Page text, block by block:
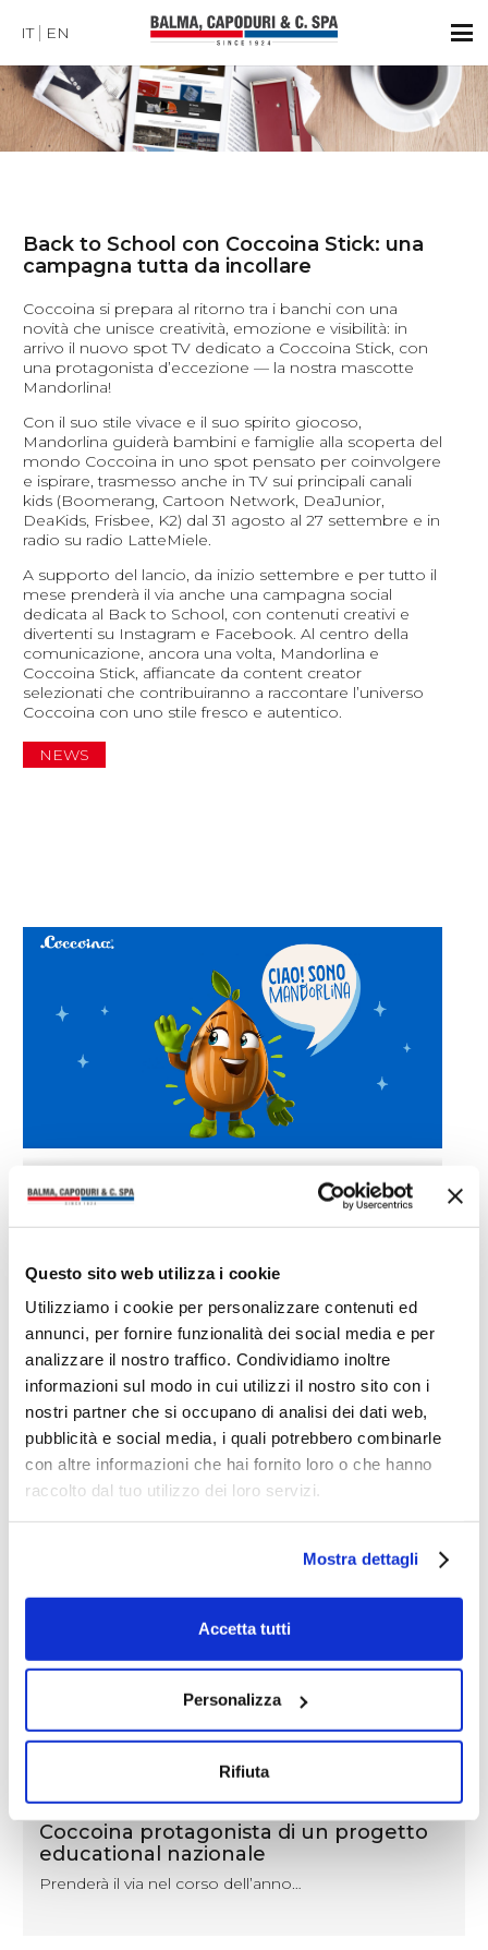
Questo sito web utilizza i cookie
Utilizziamo i cookie per personalizzare contenuti ed
annunci, per fornire funzionalità dei social media e per
analizzare il nostro traffico. Condividiamo inoltre
informazioni sul modo in cui utilizzi il nostro sito con i
nostri partner che si occupano di analisi dei dati web,
pubblicità e social media, i quali potrebbero combinarle
con altre informazioni che hai fornito loro o che hanno
raccolto dal tuo utilizzo dei loro servizi.
Mostra dettagli
Accetta tutti
Personalizza
Rifiuta
IT EN
Back to School con Coccoina Stick: una
campagna tutta da incollare
Coccoina si prepara al ritorno tra i banchi con una
novità che unisce creatività, emozione e visibilità: in
arrivo il nuovo spot TV dedicato a Coccoina Stick, con
una protagonista d’eccezione — la nostra mascotte
Mandorlina!
Con il suo stile vivace e il suo spirito giocoso,
Mandorlina guiderà bambini e famiglie alla scoperta del
mondo Coccoina in uno spot pensato per coinvolgere
e ispirare, trasmesso anche in TV sui principali canali
kids (Boomerang, Cartoon Network, DeaJunior,
DeaKids, Frisbee, K2) dal 31 agosto al 27 settembre e in
radio su radio LatteMiele.
A supporto del lancio, da inizio settembre e per tutto il
mese prenderà il via anche una campagna social
dedicata al Back to School, con contenuti creativi e
divertenti su Instagram e Facebook. Al centro della
comunicazione, ancora una volta, Mandorlina e
Coccoina Stick, affiancate da content creator
selezionati che contribuiranno a raccontare l’universo
Coccoina con uno stile fresco e autentico.
NEWS
Ti potrebbero interessare anche
NEWS
Coccoina protagonista di un progetto
educational nazionale
Prenderà il via nel corso dell’anno…